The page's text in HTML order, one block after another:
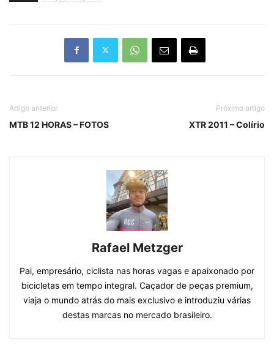
Artigo anterior
MTB 12 HORAS – FOTOS
Próximo artigo
XTR 2011 – Colírio
Rafael Metzger
Pai, empresário, ciclista nas horas vagas e apaixonado por
bicicletas em tempo integral. Caçador de peças premium,
viaja o mundo atrás do mais exclusivo e introduziu várias
destas marcas no mercado brasileiro.